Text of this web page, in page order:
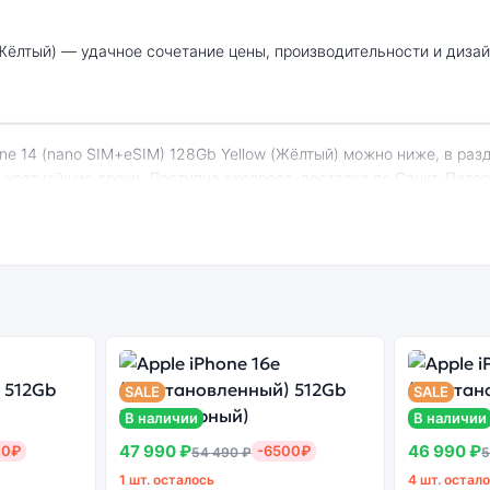
сроки. Доступна экспресс-доставка по Санкт-
оболочка
цветов и моделей
версия может стоить дешевле, но корректная
SALE
В наличии
47 990 ₽54 490 ₽ -6500₽
1 шт. осталось
SALE
В наличии
46 990 ₽
4 шт.